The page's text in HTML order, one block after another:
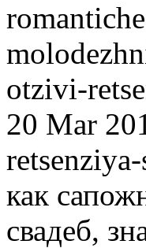
otzivi-
20 Mar
как
свадеб,